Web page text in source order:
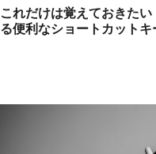
これだけは覚えておきたい
る便利なショートカットキ